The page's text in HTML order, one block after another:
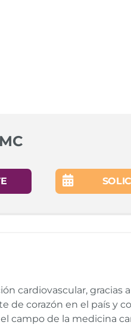
cardiovascular, gracias
de corazón en el país y
campo de la medicina